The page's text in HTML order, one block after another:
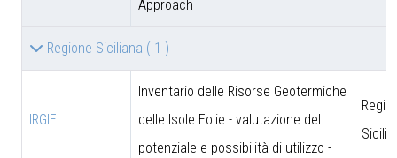
Approach
Regione Siciliana ( 1 )
IRGIE
Inventario delle Risorse Geotermiche
delle Isole Eolie - valutazione del
potenziale e possibilità di utilizzo -